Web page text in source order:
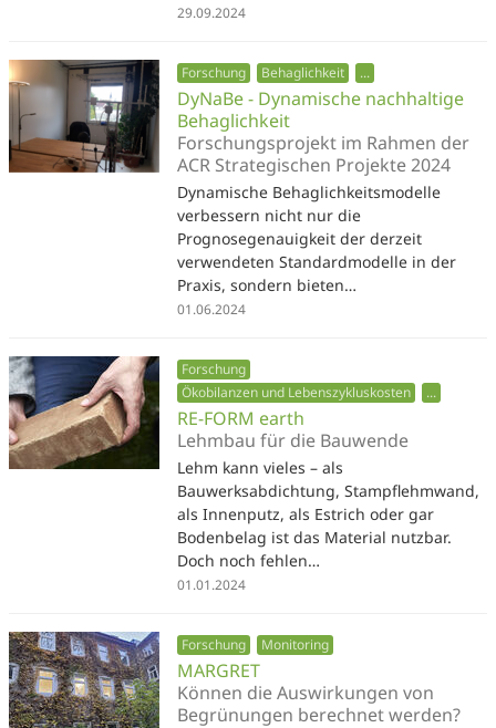
29.09.2024
Forschung Behaglichkeit ...
DyNaBe - Dynamische nachhaltige
Behaglichkeit
Forschungsprojekt im Rahmen der
ACR Strategischen Projekte 2024
Dynamische Behaglichkeitsmodelle
verbessern nicht nur die
Prognosegenauigkeit der derzeit
verwendeten Standardmodelle in der
Praxis, sondern bieten…
01.06.2024
Forschung
Ökobilanzen und Lebenszykluskosten
...
RE-FORM earth
Lehmbau für die Bauwende
Lehm kann vieles – als
Bauwerksabdichtung, Stampflehmwand,
als Innenputz, als Estrich oder gar
Bodenbelag ist das Material nutzbar.
Doch noch fehlen…
01.01.2024
Forschung Monitoring
MARGRET
Können die Auswirkungen von
Begrünungen berechnet werden?